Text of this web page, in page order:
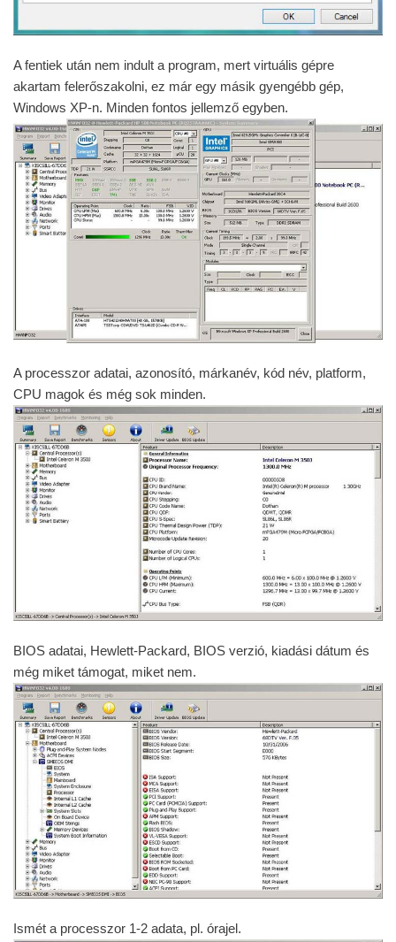
A fentiek után nem indult a program, mert virtuális gépre
akartam felerőszakolni, ez már egy másik gyengébb gép,
Windows XP-n. Minden fontos jellemző egyben.
A processzor adatai, azonosító, márkanév, kód név, platform,
CPU magok és még sok minden.
BIOS adatai, Hewlett-Packard, BIOS verzió, kiadási dátum és
még miket támogat, miket nem.
Ismét a processzor 1-2 adata, pl. órajel.